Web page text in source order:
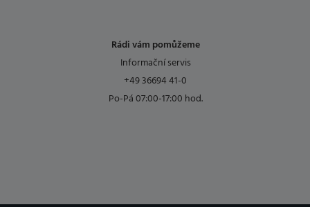
Rádi vám pomůžeme
Informační servis
+49 36694 41-0
Po-Pá 07:00-17:00 hod.